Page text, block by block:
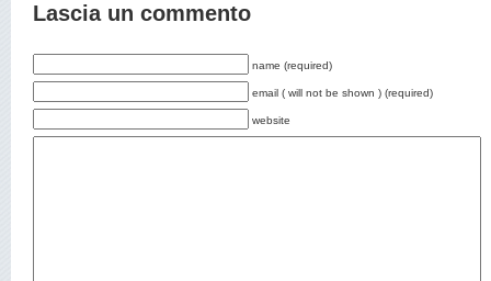
Lascia un commento
name (required)
email ( will not be shown ) (required)
website